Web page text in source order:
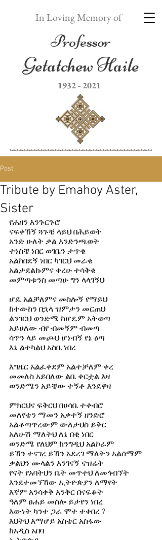
1932 - 2021
In Loving Memory of
Professor
Getatchew Haile
Post
Tribute by Emahoy Aster,
Sister
የሐዘን እንጉርጉሮ
ናፍቀኸኝ ጓጉቼ ላይህ በሕይወት
አንድ ሁለት ቃል እንድንጫወት
ተነስቼ ነበር ወገቤን ታጥቄ
አልከበደኝ ነበር ካገርህ መራቄ
አልታደልኩምና ቀረሁ ተሳቅቄ
መምጣቱንስ መጣሁ ግን ላላገኝህ
ሆዴ አልቻለምና መስሎኝ የማይህ
ከተውከን በኋላ ዝምታን መርጠህ
ልንገርህ ወንድሜ ከሆዴም አትወጣ
አይሀለው ብየ ብመኝም ብመጣ
ሳጥን ላይ መጮህ ሆነብኝ የኔ ዕጣ
እኔ ልተካልህ አስቤ ነበረ
እግዜር አልፈቀደም አልተቻለም ቀረ
መመለስ አይበለው ልቤ ቀርቷል እዛ
ወንድሜን አይቼው ተኝቶ እንደዋዛ
ምክርህና ፍቅርህ በሀሳቤ ተቀብሮ
መለየቴን ማመን አቃተኝ ዘንድሮ
አልቆጣጥረውም ውለታህስ ይቅር
አለሁሽ ማለትህ ለኔ በቂ ነበር
ወንድሜ የለህም ከንግዲህ አልኮራም
ይኸን ተናገረ ይኸን አደረገ ማለትን አልሰማም
ቃልህን ሙላልን እንገናኝ ናዝሬት
የናት የአባትህን ቤት መጥተህ ለመጎብኘት
እንደተመኘኸው ኢትዮጵያን ለማየት
እኛም አንሳቀቅ አንቅር በናፍቆት
ዓለም ፀሐይ መስሎ ይታየን ነበረ
እውነት ካንተ ጋራ ሞተ ተቀበረ ?
እህትህ እማሆይ አስቴር አስፋው
ከአዲስ አበባ